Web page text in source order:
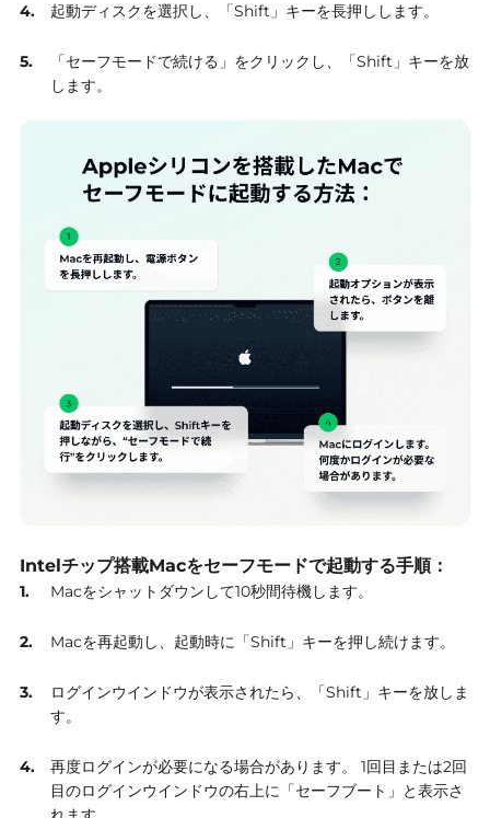
起動ディスクを選択し、「Shift」キーを長押しします。
「セーフモードで続ける」をクリックし、「Shift」キーを放
します。
Intelチップ搭載Macをセーフモードで起動する手順：
Macをシャットダウンして10秒間待機します。
Macを再起動し、起動時に「Shift」キーを押し続けます。
ログインウインドウが表示されたら、「Shift」キーを放しま
す。
再度ログインが必要になる場合があります。
1回目または2回
目のログインウインドウの右上に「セーフブート」と表示さ